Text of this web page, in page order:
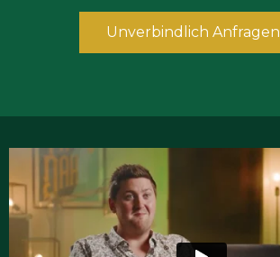
Unverbindlich Anfragen